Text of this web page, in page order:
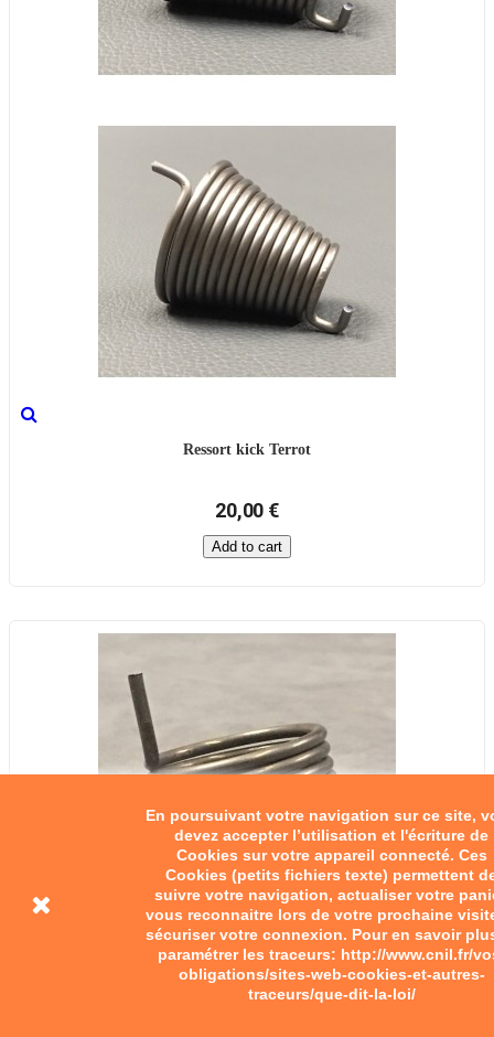
En poursuivant votre navigation sur ce site,
devez accepter l’utilisation et l'écriture de
Cookies sur votre appareil connecté. Ces
Cookies (petits fichiers texte) permettent
suivre votre navigation, actualiser votre
vous reconnaitre lors de votre prochaine
sécuriser votre connexion. Pour en savoir
paramétrer les traceurs: http://www.cnil.fr/
obligations/sites-web-cookies-et-autres-
traceurs/que-dit-la-loi/
Ressort kick Terrot
20,00 €
Add to cart